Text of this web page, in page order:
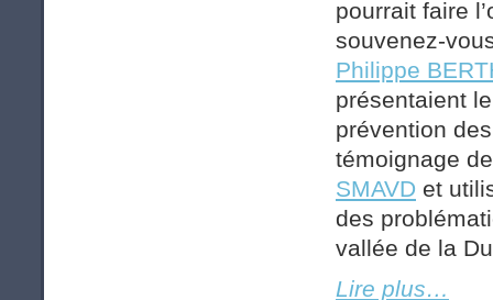
pourrait faire
souvenez-
Philippe
présentaient
prévention
témoignage
SMAVD et
des
vallée de la
Lire plus…